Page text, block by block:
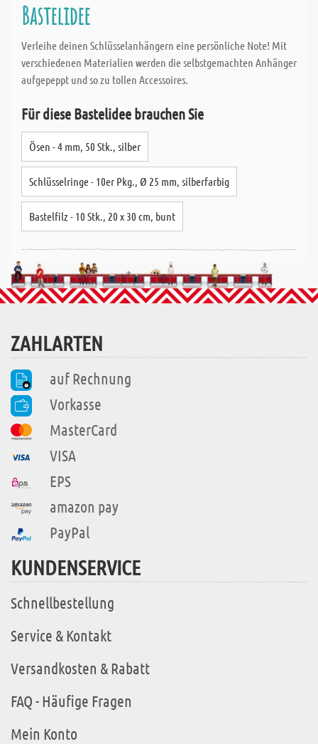
Bastelidee
Verleihe deinen Schlüsselanhängern eine persönliche Note! Mit
verschiedenen Materialien werden die selbstgemachten Anhänger
aufgepeppt und so zu tollen Accessoires.
Für diese Bastelidee brauchen Sie
Ösen - 4 mm, 50 Stk., silber
Schlüsselringe - 10er Pkg., Ø 25 mm, silberfarbig
Bastelfilz - 10 Stk., 20 x 30 cm, bunt
ZAHLARTEN
auf Rechnung
Vorkasse
MasterCard
VISA
EPS
amazon pay
PayPal
KUNDENSERVICE
Schnellbestellung
Service & Kontakt
Versandkosten & Rabatt
FAQ - Häufige Fragen
Mein Konto